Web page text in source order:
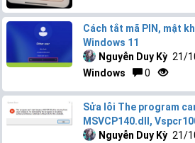
Cách tắt mã PIN, mật
Windows 11
Nguyễn Duy Kỳ 21/
Windows
0
Sửa lỗi The program
MSVCP140.dll,
Nguyễn Duy Kỳ 21/